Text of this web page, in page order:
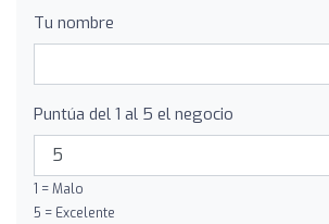
Tu nombre
Puntúa del 1 al 5 el negocio
1 = Malo
5 = Excelente